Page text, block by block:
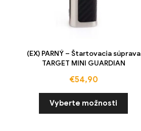
(EX) PARNÝ – Štartovacia súprava
TARGET MINI GUARDIAN
€54,90
Vyberte možnosti